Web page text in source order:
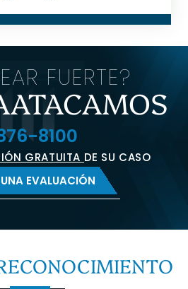
FUERTE?
EVALUACIÓN
8100
GRATUITA DE SU CASO